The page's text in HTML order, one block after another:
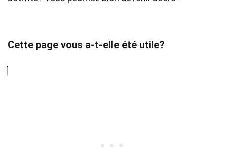
Cette page vous a-t-elle été utile?